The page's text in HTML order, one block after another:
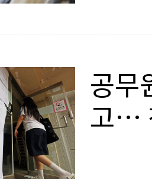
공무
고…